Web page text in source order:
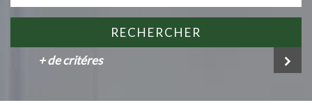
RECHERCHER
+ de critéres